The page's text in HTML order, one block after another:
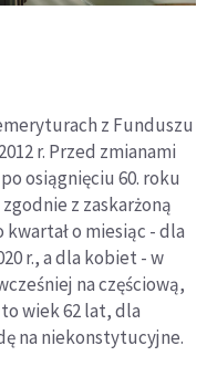
z Funduszu
r. Przed zmianami
osiągnięciu 60. roku
zgodnie z zaskarżoną
o miesiąc - dla
r., a dla kobiet - w
na częściową,
wiek 62 lat, dla
na niekonstytucyjne.